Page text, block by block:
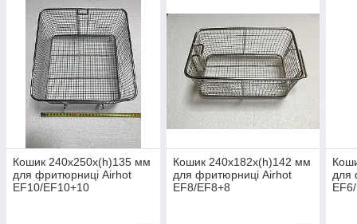
Кошик 240х250х(h)135 мм
для фритюрниці Airhot
EF10/EF10+10
Кошик 240х182х(h)142 мм
для фритюрниці Airhot
EF8/EF8+8
для